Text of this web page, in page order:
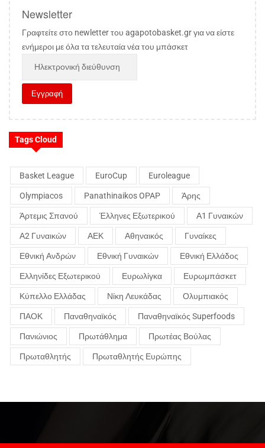
Newsletter
Γραφτείτε στο newletter του agapotobasket.gr για να είστε
ενήμεροι με όλα τα τελευταία νέα του μπάσκετ
Tags Cloud
Basket League EuroCup Euroleague
Olympiacos Panathinaikos OPAP Άρης
Άρτεμις Σπανού Έλληνες Εξωτερικού Α1 Γυναικών
Α2 Γυναικών ΑΕΚ Αθηναικός Γυναίκες
Εθνική Ανδρών Εθνική Γυναικών Εθνική Ελλάδος
Ελληνίδες Εξωτερικού Ευρωλίγκα Ευρωμπάσκετ
Κύπελλο Ελλάδας Νίκη Λευκάδας Ολυμπιακός
ΠΑΟΚ Παναθηναϊκός Παναθηναϊκός Superfoods
Πανιώνιος Πρωτάθλημα Πρωτέας Βούλας
Πρωταθλητής Πρωταθλητής Ευρώπης